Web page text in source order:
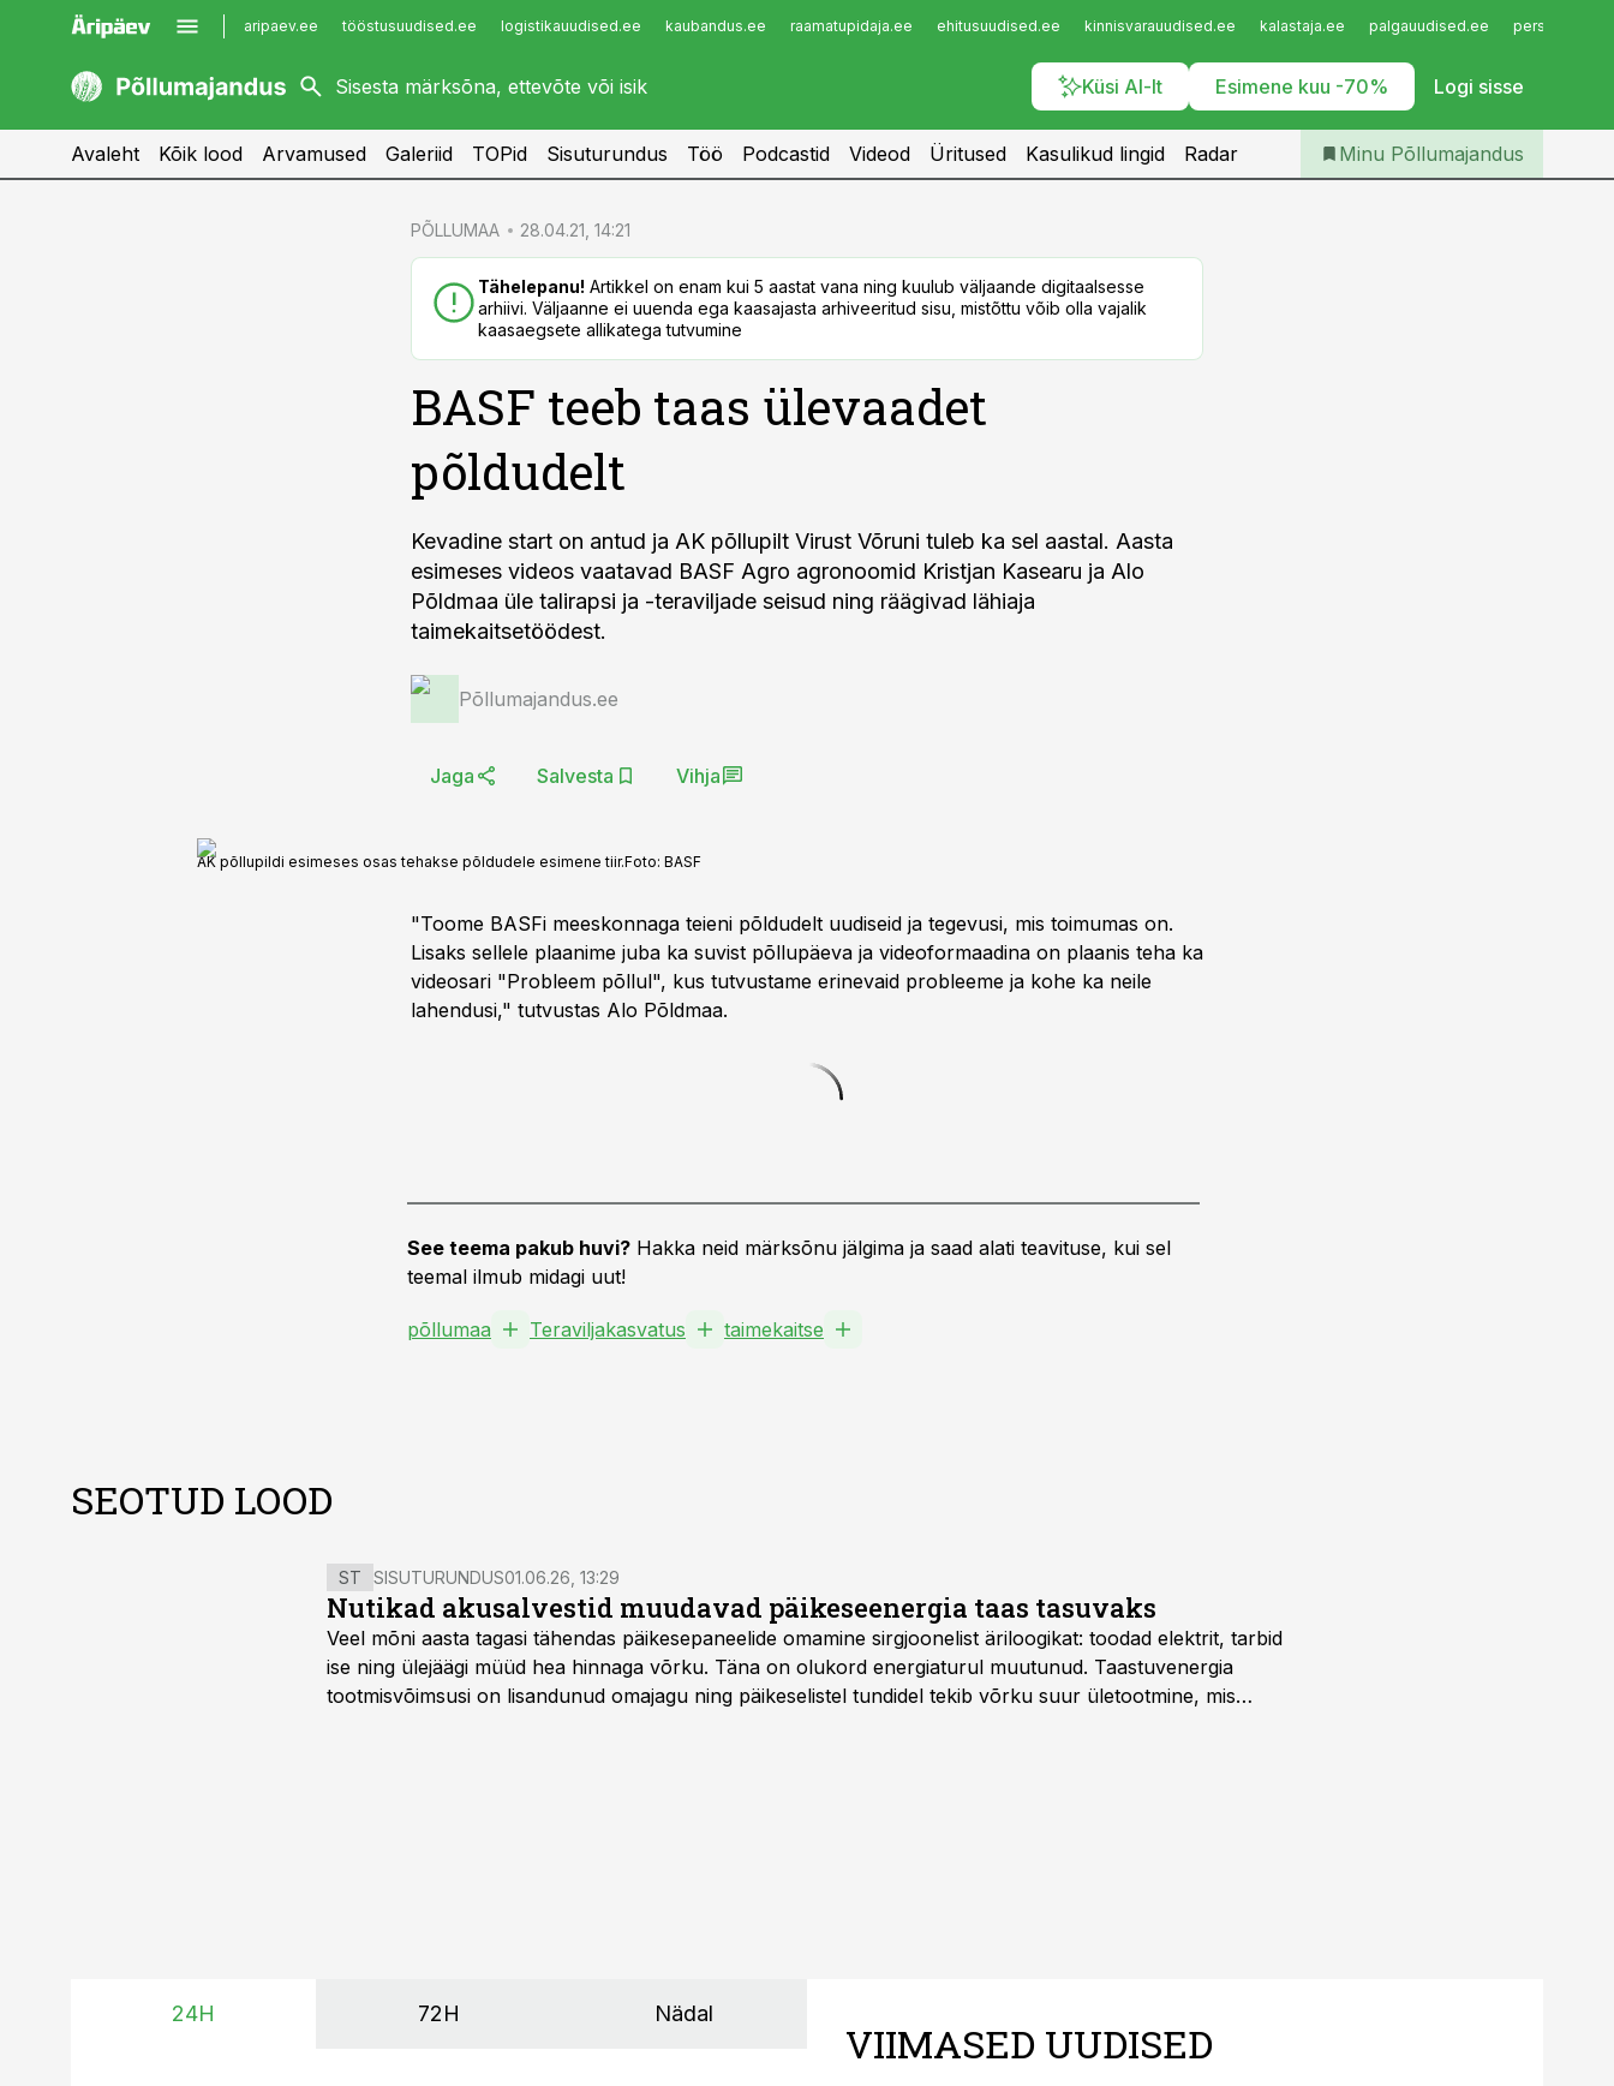
aripaev.ee tööstusuudised.ee logistikauudised.ee kaubandus.ee raamatupidaja.ee ehitusuudised.ee kinnisvarauudised.ee kalastaja.ee palgauudised.ee
Küsi AI-lt Esimene kuu -70% Logi sisse
kaubandus.ee
kinnisvarauudised.ee
imelineajalugu.ee
Infopank
Iseteenindus
Telli Põllumajandus
Avaleht Kõik lood Arvamused Galeriid TOPid Sisuturundus Töö Podcastid Videod Üritused Kasulikud lingid Radar Minu Põllumajandus
PÕLLUMAA 28.04.21, 14:21
Tähelepanu! Artikkel on enam kui 5 aastat vana ning kuulub väljaande digitaalsesse
arhiivi. Väljaanne ei uuenda ega kaasajasta arhiveeritud sisu, mistõttu võib olla vajalik
kaasaegsete allikatega tutvumine
BASF teeb taas ülevaadet
põldudelt
Kevadine start on antud ja AK põllupilt Virust Võruni tuleb ka sel aastal. Aasta
esimeses videos vaatavad BASF Agro agronoomid Kristjan Kasearu ja Alo
Põldmaa üle talirapsi ja -teraviljade seisud ning räägivad lähiaja
taimekaitsetöödest.
Põllumajandus.ee
Jaga Salvesta Vihja
AK põllupildi esimeses osas tehakse põldudele esimene tiir.Foto: BASF
"Toome BASFi meeskonnaga teieni põldudelt uudiseid ja tegevusi, mis toimumas on.
Lisaks sellele plaanime juba ka suvist põllupäeva ja videoformaadina on plaanis teha ka
videosari "Probleem põllul", kus tutvustame erinevaid probleeme ja kohe ka neile
lahendusi," tutvustas Alo Põldmaa.
See teema pakub huvi? Hakka neid märksõnu jälgima ja saad alati teavituse, kui sel
teemal ilmub midagi uut!
põllumaa Teraviljakasvatus taimekaitse
SEOTUD LOOD
ST SISUTURUNDUS01.06.26, 13:29
Nutikad akusalvestid muudavad päikeseenergia taas tasuvaks
Veel mõni aasta tagasi tähendas päikesepaneelide omamine sirgjoonelist äriloogikat: toodad elektrit, tarbid
ise ning ülejäägi müüd hea hinnaga võrku. Täna on olukord energiaturul muutunud. Taastuvenergia
tootmisvõimsusi on lisandunud omajagu ning päikeselistel tundidel tekib võrku suur ületootmine, mis
24H 72H Nädal
VIIMASED UUDISED